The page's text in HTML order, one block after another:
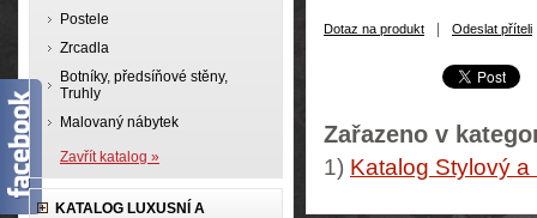
Postele
Zrcadla
Botníky, předsíňové stěny,
Truhly
Malovaný nábytek
Zavřít katalog »
KATALOG LUXUSNÍ A
Dotaz na produkt Odeslat příteli
Zařazeno v
1) Katalog Stylový